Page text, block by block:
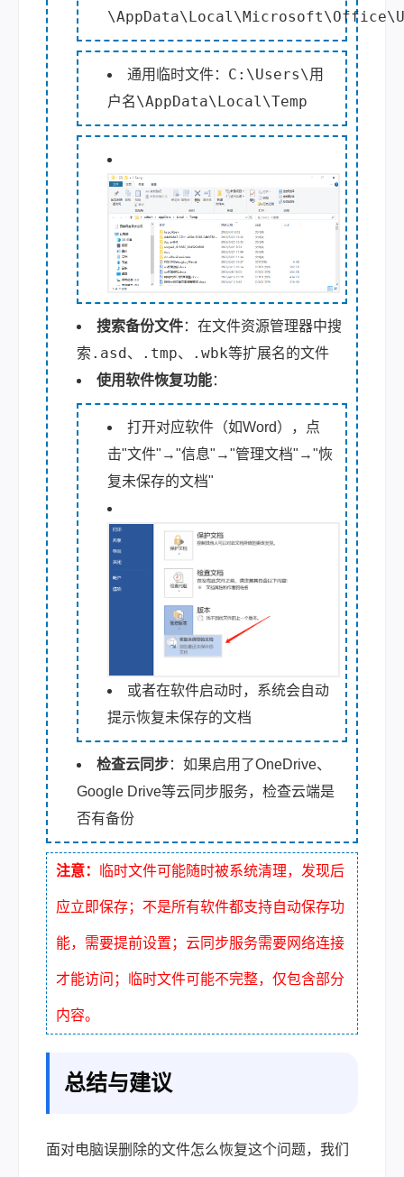
通用临时文件： C:\Users\用
户名\AppData\Local\Temp
搜索备份文件：在文件资源管理器中搜
索 .asd、 .tmp、 .wbk等扩展名的文件
使用软件恢复功能：
打开对应软件（如Word），点
击"文件"→"信息"→"管理文档"→"恢
复未保存的文档"
或者在软件启动时，系统会自动
提示恢复未保存的文档
检查云同步：如果启用了OneDrive、
Google Drive等云同步服务，检查云端是
否有备份
注意： 临时文件可能随时被系统清理，发现后
应立即保存；不是所有软件都支持自动保存功
能，需要提前设置；云同步服务需要网络连接
才能访问；临时文件可能不完整，仅包含部分
内容。
总结与建议
面对电脑误删除的文件怎么恢复这个问题，我们